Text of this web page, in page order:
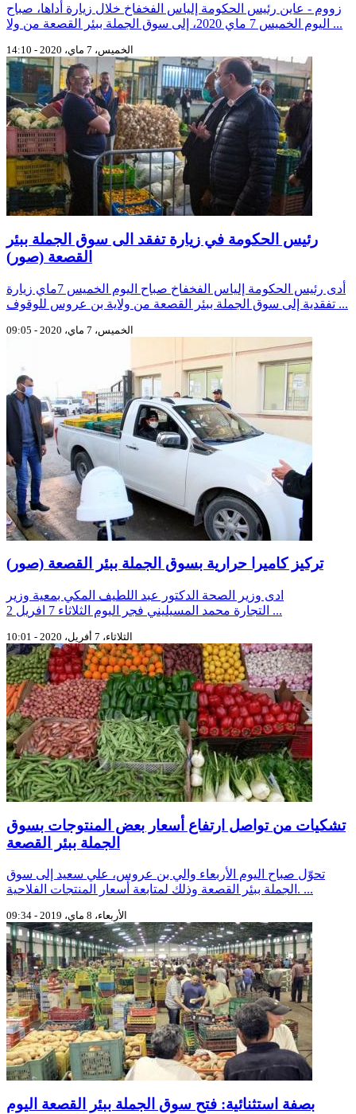
زووم - عاين رئيس الحكومة إلياس الفخفاخ خلال زيارة أداها، صباح
اليوم الخميس 7 ماي 2020، إلى سوق الجملة ببئر القصعة من ولا ...
الخميس، 7 ماي، 2020 - 14:10
رئيس الحكومة في زيارة تفقد الى سوق الجملة ببئر
القصعة (صور)
أدى رئيس الحكومة إلياس الفخفاخ صباح اليوم الخميس 7ماي زيارة
تفقدية إلى سوق الجملة ببئر القصعة من ولاية بن عروس للوقوف ...
الخميس، 7 ماي، 2020 - 09:05
تركيز كاميرا حرارية بسوق الجملة ببئر القصعة (صور)
ادى وزير الصحة الدكتور عبد اللطيف المكي بمعية وزير
التجارة محمد المسيليني فجر اليوم الثلاثاء 7 افريل 2 ...
الثلاثاء، 7 أفريل، 2020 - 10:01
تشكيات من تواصل ارتفاع أسعار بعض المنتوجات بسوق
الجملة ببئر القصعة
تحوّل صباح اليوم الأربعاء والي بن عروس، علي سعيد إلى سوق
الجملة ببئر القصعة وذلك لمتابعة أسعار المنتجات الفلاحية. ...
الأربعاء، 8 ماي، 2019 - 09:34
بصفة استثنائية: فتح سوق الجملة ببئر القصعة اليوم